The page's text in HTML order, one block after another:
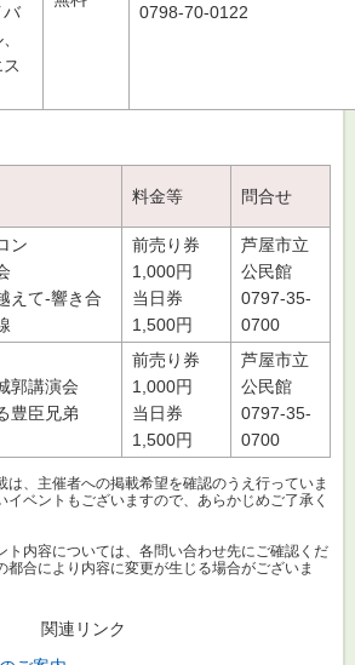
バ
0798-70-0122
料金等 問合せ
ン
えて-響き合
前売り券
1,000円
当日券
1,500円
芦屋市立
公民館
0797-35-
0700
郭講演会
豊臣兄弟
前売り券
1,000円
当日券
1,500円
芦屋市立
公民館
0797-35-
0700
は、主催者への掲載希望を確認のうえ行っていま
イベントもございますので、あらかじめご了承く
ト内容については、各問い合わせ先にご確認くだ
都合により内容に変更が生じる場合がございま
関連リンク